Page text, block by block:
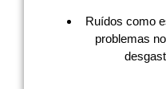
Ruídos como
problemas